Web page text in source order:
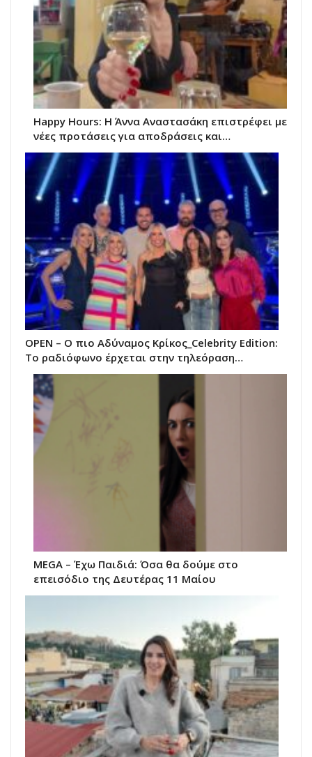
Happy Hours: Η Άννα Αναστασάκη επιστρέφει με
νέες προτάσεις για αποδράσεις και…
OPEN – Ο πιο Αδύναμος Κρίκος_Celebrity Edition:
Το ραδιόφωνο έρχεται στην τηλεόραση…
MEGA – Έχω Παιδιά: Όσα θα δούμε στο
επεισόδιο της Δευτέρας 11 Μαίου